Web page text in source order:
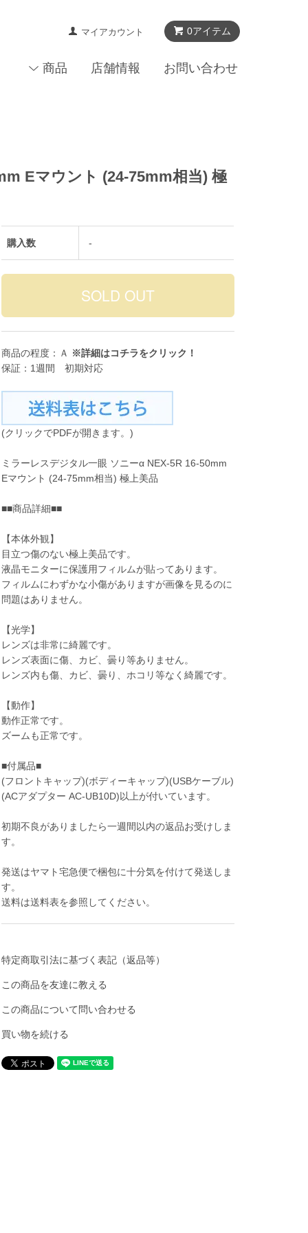
0アイテム
マイアカウント
商品 店舗情報 お問い合わせ
Eマウント (24-75mm相当) 極
購入数 -
商品の程度：Ａ ※詳細はコチラをクリック！
保証：1週間 初期対応
(クリックでPDFが開きます。)
ミラーレスデジタル一眼 ソニーα NEX-5R 16-50mm
Eマウント (24-75mm相当) 極上美品
■■商品詳細■■
【本体外観】
目立つ傷のない極上美品です。
液晶モニターに保護用フィルムが貼ってあります。
フィルムにわずかな小傷がありますが画像を見るのに
問題はありません。
【光学】
レンズは非常に綺麗です。
レンズ表面に傷、カビ、曇り等ありません。
レンズ内も傷、カビ、曇り、ホコリ等なく綺麗です。
【動作】
動作正常です。
ズームも正常です。
■付属品■
(フロントキャップ)(ボディーキャップ)(USBケーブル)
(ACアダプター AC-UB10D)以上が付いています。
初期不良がありましたら一週間以内の返品お受けしま
す。
発送はヤマト宅急便で梱包に十分気を付けて発送しま
す。
送料は送料表を参照してください。
特定商取引法に基づく表記（返品等）
この商品を友達に教える
この商品について問い合わせる
買い物を続ける